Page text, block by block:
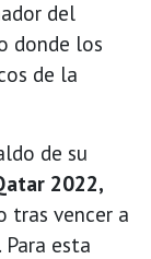
del
donde los
de la
de su
2022,
tras vencer a
. Para esta